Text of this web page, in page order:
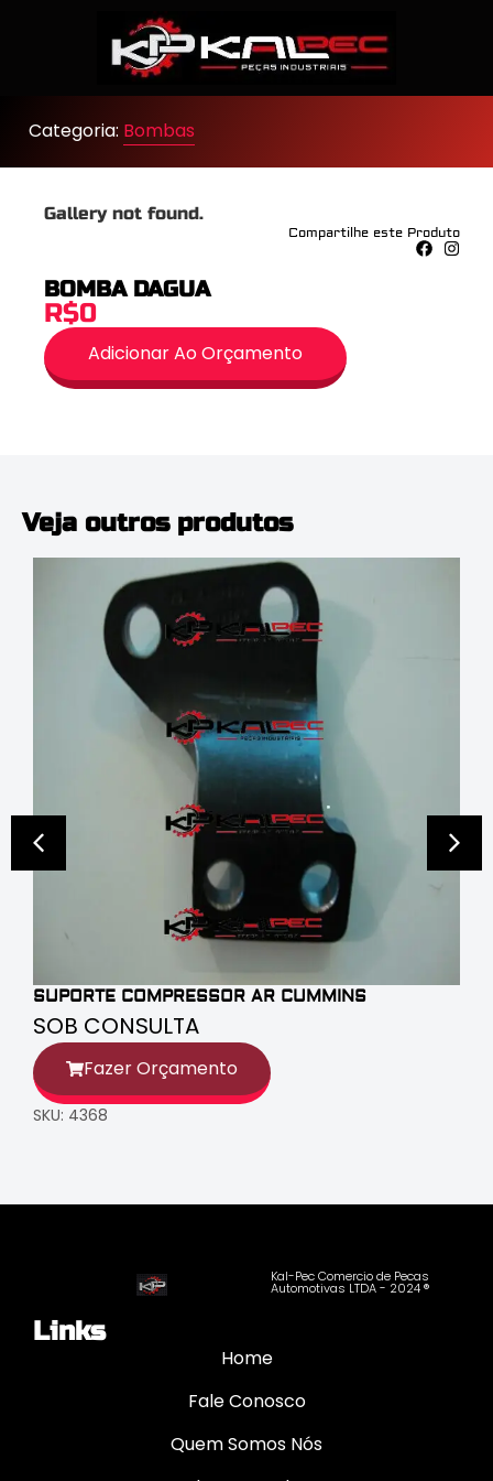
Categoria: Bombas
Gallery not found.
Compartilhe este Produto
BOMBA DAGUA
R$0
Adicionar Ao Orçamento
Veja outros produtos
SUPORTE COMPRESSOR AR CUMMINS
SOB CONSULTA
Fazer Orçamento
SKU: 4368
Kal-Pec Comercio de Pecas
Automotivas LTDA - 2024 ®
Links
Home
Fale Conosco
Quem Somos Nós